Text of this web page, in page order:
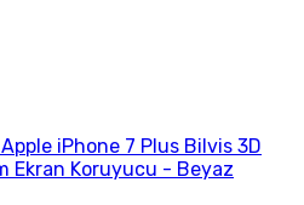
iPhone 7 Plus Bilvis 3D
Ekran Koruyucu - Beyaz